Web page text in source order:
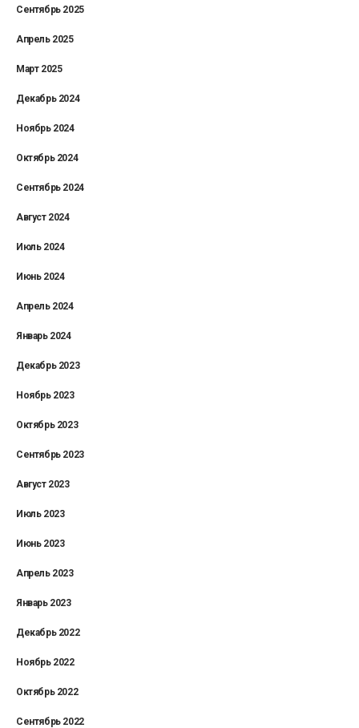
Сентябрь 2025
Апрель 2025
Март 2025
Декабрь 2024
Ноябрь 2024
Октябрь 2024
Сентябрь 2024
Август 2024
Июль 2024
Июнь 2024
Апрель 2024
Январь 2024
Декабрь 2023
Ноябрь 2023
Октябрь 2023
Сентябрь 2023
Август 2023
Июль 2023
Июнь 2023
Апрель 2023
Январь 2023
Декабрь 2022
Ноябрь 2022
Октябрь 2022
Сентябрь 2022